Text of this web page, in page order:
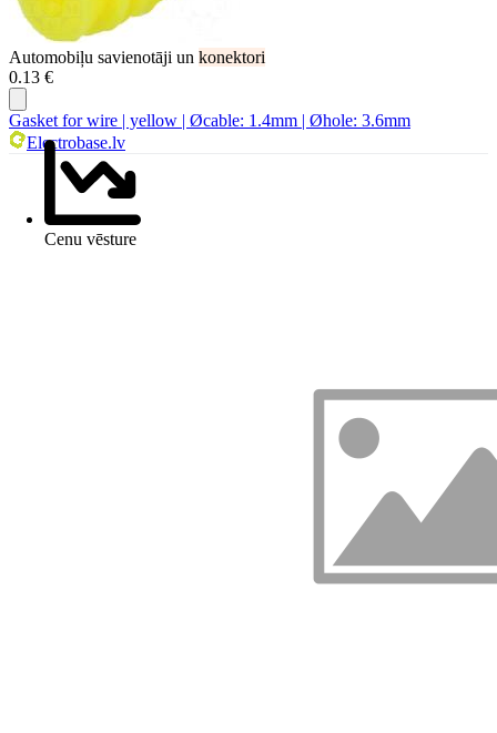
Automobiļu savienotāji un konektori
0.13 €
Cenu vēsture
Gasket for wire | yellow | Øcable: 1.4mm | Øhole: 3.6mm
Electrobase.lv